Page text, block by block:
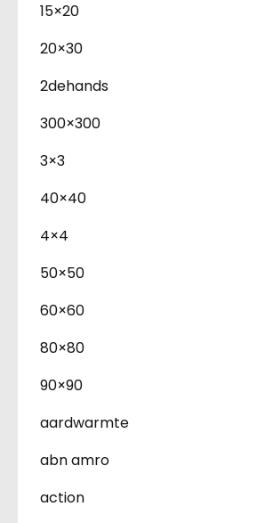
15×20
20×30
2dehands
300×300
3×3
40×40
4×4
50×50
60×60
80×80
90×90
aardwarmte
abn amro
action